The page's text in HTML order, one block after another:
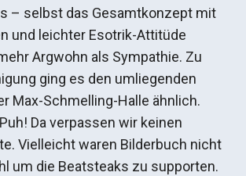
– selbst das Gesamtkonzept mit
und leichter Esotrik-Attitüde
Argwohn als Sympathie. Zu
ging es den umliegenden
Max-Schmelling-Halle ähnlich.
Da verpassen wir keinen
Vielleicht waren Bilderbuch nicht
um die Beatsteaks zu supporten.